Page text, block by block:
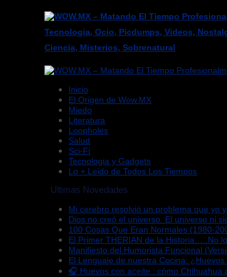
Tecnologia, Ocio, Picdumps, Videos,
Ciencia, Misterios, Sobrenatural
Inicio
El Origen de Wow.MX
Miedo
Literatura
Loopholes
Salud
Sci-Fi
Tecnologia y Gadgets
Lo + Leido de Todos Los Tiempos
Ultimas Novedades
Mi cerebro resolvió un problema que yo
Dios no creó el universo. El universo ni
100 Cosas Que Eran Normales (1980-
El Primer THERIAN de la Historia…..No
Manifiesto del Humorista Funcional
El Lenguaje de nuestra Cocina:
🎧 Huevos con aceite : cómo